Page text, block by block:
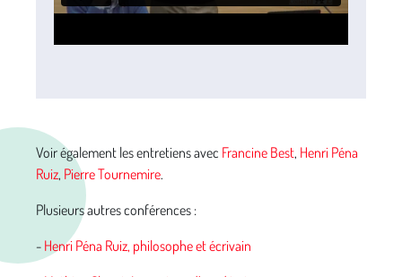
Voir également les entretiens avec Francine Best, Henri Péna
Ruiz, Pierre Tournemire.
Plusieurs autres conférences :
- Henri Péna Ruiz, philosophe et écrivain